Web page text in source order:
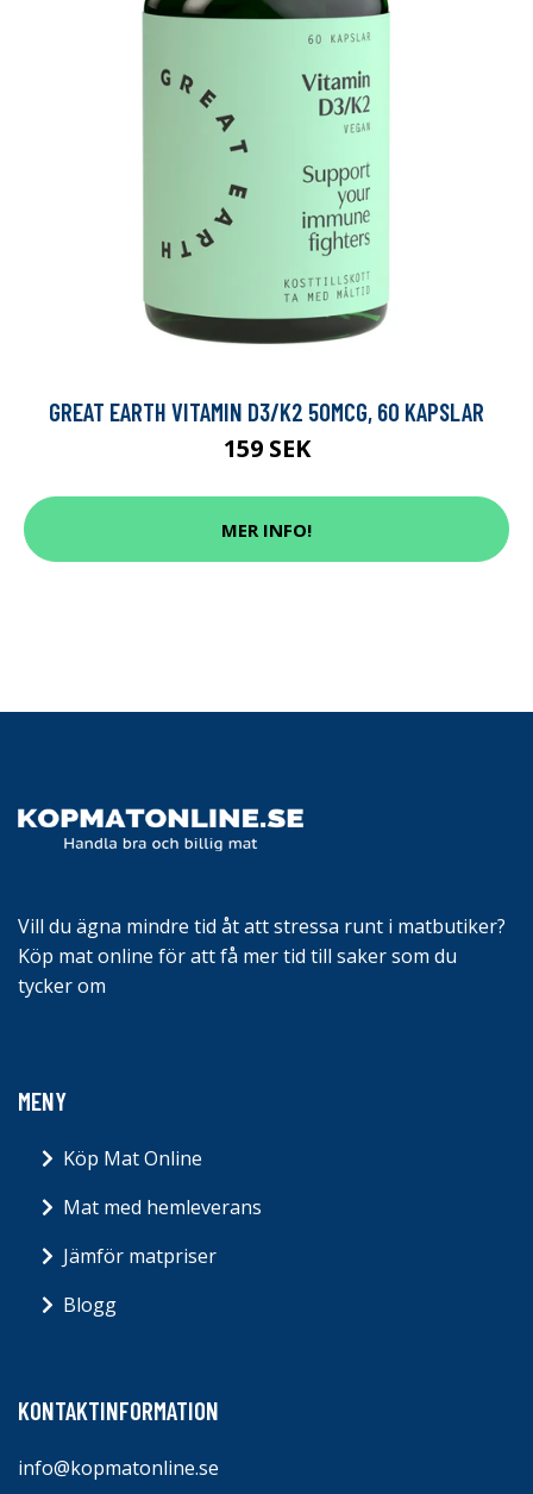
GREAT EARTH VITAMIN D3/K2 50MCG, 60 KAPSLAR
159 SEK
MER INFO!
Vill du ägna mindre tid åt att stressa runt i matbutiker?
Köp mat online för att få mer tid till saker som du
tycker om
MENY
Köp Mat Online
Mat med hemleverans
Jämför matpriser
Blogg
KONTAKTINFORMATION
info@kopmatonline.se